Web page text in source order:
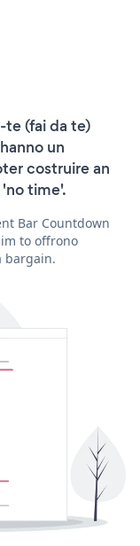
(fai da te)
un
costruire an
time'.
Bar Countdown
to offrono
bargain.